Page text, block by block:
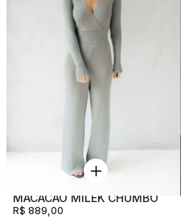
MACACAO MILEK CHUMBO
R$ 889,00